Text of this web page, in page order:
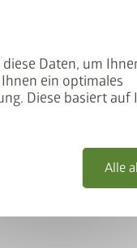
Daten, um
ein optimales
Diese basiert auf
Alle